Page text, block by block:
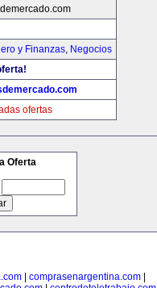
y Finanzas, Negocios
ofertas
Oferta
| comprasenargentina.com|